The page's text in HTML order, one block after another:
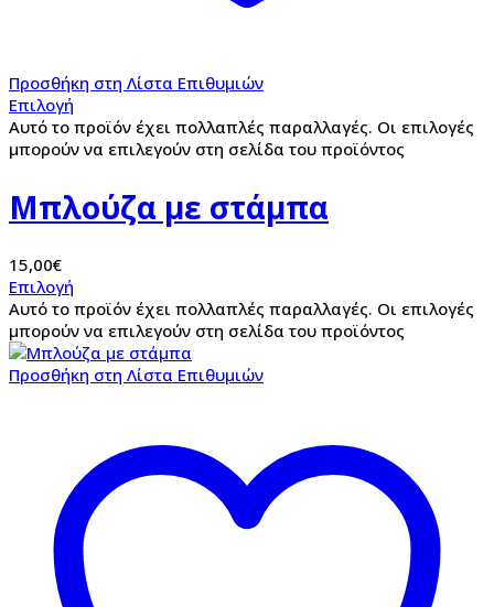
Προσθήκη στη Λίστα Επιθυμιών
Επιλογή
Αυτό το προϊόν έχει πολλαπλές παραλλαγές. Οι επιλογές
μπορούν να επιλεγούν στη σελίδα του προϊόντος
Μπλούζα με στάμπα
15,00€
Επιλογή
Αυτό το προϊόν έχει πολλαπλές παραλλαγές. Οι επιλογές
μπορούν να επιλεγούν στη σελίδα του προϊόντος
Προσθήκη στη Λίστα Επιθυμιών